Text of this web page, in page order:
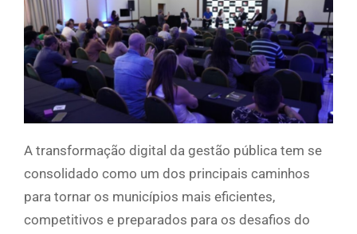
A transformação digital da gestão pública tem se
consolidado como um dos principais caminhos
para tornar os municípios mais eficientes,
competitivos e preparados para os desafios do